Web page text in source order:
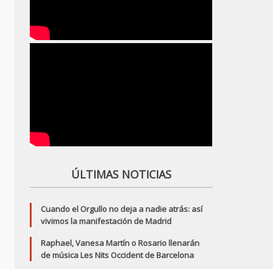
ÚLTIMAS NOTICIAS
Cuando el Orgullo no deja a nadie atrás: así
vivimos la manifestación de Madrid
Raphael, Vanesa Martín o Rosario llenarán
de música Les Nits Occident de Barcelona